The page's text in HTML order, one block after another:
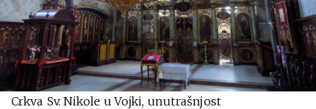
Crkva Sv. Nikole u Vojki, unutrašnjost